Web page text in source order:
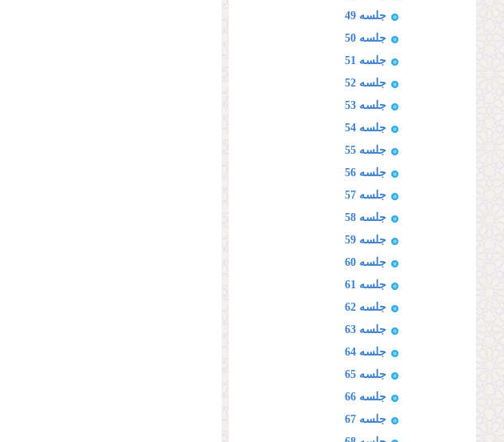
جلسه 49
جلسه 50
جلسه 51
جلسه 52
جلسه 53
جلسه 54
جلسه 55
جلسه 56
جلسه 57
جلسه 58
جلسه 59
جلسه 60
جلسه 61
جلسه 62
جلسه 63
جلسه 64
جلسه 65
جلسه 66
جلسه 67